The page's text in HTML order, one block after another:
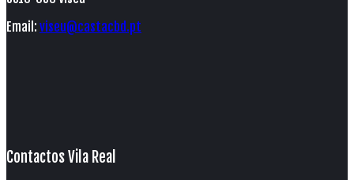
Email: viseu@castacbd.pt
Contactos Vila Real